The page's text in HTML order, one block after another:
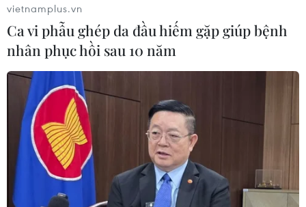
của Nga hoàn tất chuyến bay thử
nghiệm
04/08/2026 01:25
Xem thêm
vietnamplus.vn
Ca vi phẫu ghép da đầu hiếm gặp giúp bệnh
nhân phục hồi sau 10 năm